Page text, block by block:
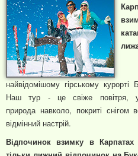
найвідомішому гірському курорті
Наш тур - це свіже повітря,
природа навколо, покриті снігом
відмінний настрій.
Відпочинок взимку в